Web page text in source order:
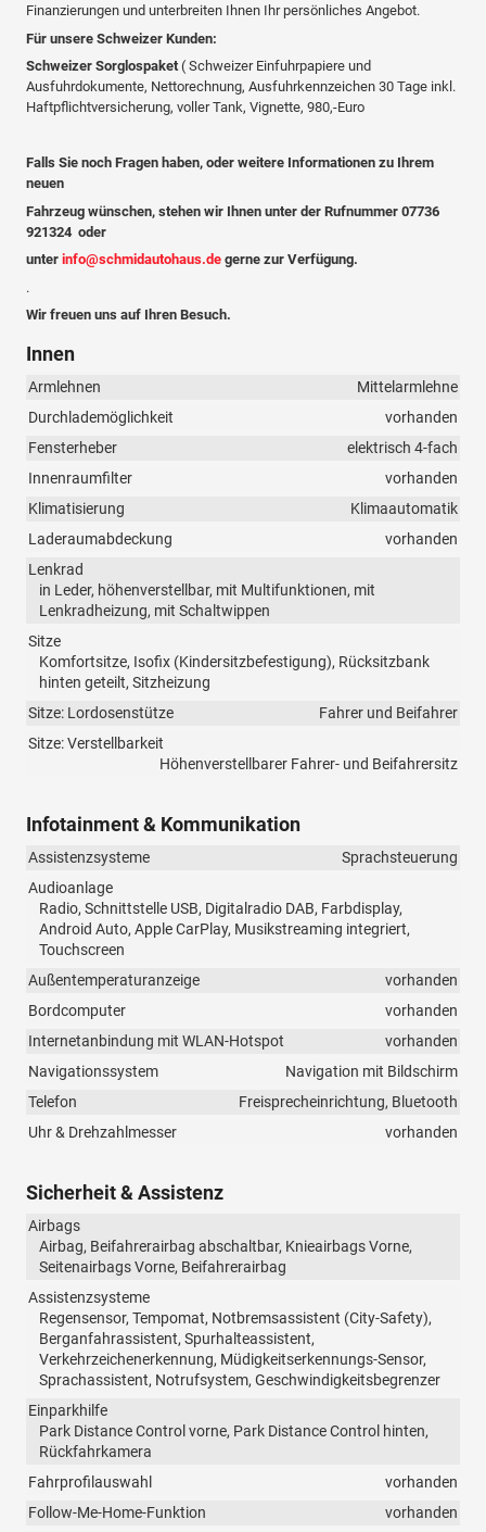
Finanzierungen und unterbreiten Ihnen Ihr persönliches Angebot.
Für unsere Schweizer Kunden:
Schweizer Sorglospaket ( Schweizer Einfuhrpapiere und
Ausfuhrdokumente, Nettorechnung, Ausfuhrkennzeichen 30 Tage inkl.
Haftpflichtversicherung, voller Tank, Vignette, 980,-Euro
Falls Sie noch Fragen haben, oder weitere Informationen zu Ihrem
neuen
Fahrzeug wünschen, stehen wir Ihnen unter der Rufnummer 07736
921324 oder
unter info@schmidautohaus.de gerne zur Verfügung.
.
Wir freuen uns auf Ihren Besuch.
Innen
Armlehnen
Mittelarmlehne
Durchlademöglichkeit
vorhanden
Fensterheber
elektrisch 4-fach
Innenraumfilter
vorhanden
Klimatisierung
Klimaautomatik
Laderaumabdeckung
vorhanden
Lenkrad
in Leder, höhenverstellbar, mit Multifunktionen, mit
Lenkradheizung, mit Schaltwippen
Sitze
Komfortsitze, Isofix (Kindersitzbefestigung), Rücksitzbank
hinten geteilt, Sitzheizung
Sitze: Lordosenstütze
Fahrer und Beifahrer
Sitze: Verstellbarkeit
Höhenverstellbarer Fahrer- und Beifahrersitz
Infotainment & Kommunikation
Assistenzsysteme
Sprachsteuerung
Audioanlage
Radio, Schnittstelle USB, Digitalradio DAB, Farbdisplay,
Android Auto, Apple CarPlay, Musikstreaming integriert,
Touchscreen
Außentemperaturanzeige
vorhanden
Bordcomputer
vorhanden
Internetanbindung mit WLAN-Hotspot
vorhanden
Navigationssystem
Navigation mit Bildschirm
Telefon
Freisprecheinrichtung, Bluetooth
Uhr & Drehzahlmesser
vorhanden
Sicherheit & Assistenz
Airbags
Airbag, Beifahrerairbag abschaltbar, Knieairbags Vorne,
Seitenairbags Vorne, Beifahrerairbag
Assistenzsysteme
Regensensor, Tempomat, Notbremsassistent (City-Safety),
Berganfahrassistent, Spurhalteassistent,
Verkehrzeichenerkennung, Müdigkeitserkennungs-Sensor,
Sprachassistent, Notrufsystem, Geschwindigkeitsbegrenzer
Einparkhilfe
Park Distance Control vorne, Park Distance Control hinten,
Rückfahrkamera
Fahrprofilauswahl
vorhanden
Follow-Me-Home-Funktion
vorhanden